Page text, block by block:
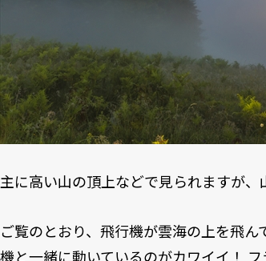
主に高い山の頂上などで見られますが、
ご覧のとおり、飛行機が雲海の上を飛
機と一緒に動いているのがカワイイ！